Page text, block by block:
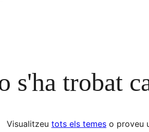
s'ha trobat
Visualitzeu tots els temes o proveu